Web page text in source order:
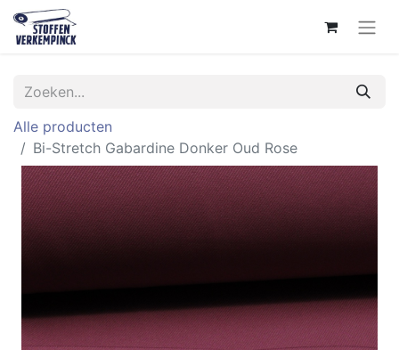
Alle producten
Bi-Stretch Gabardine Donker Oud Rose